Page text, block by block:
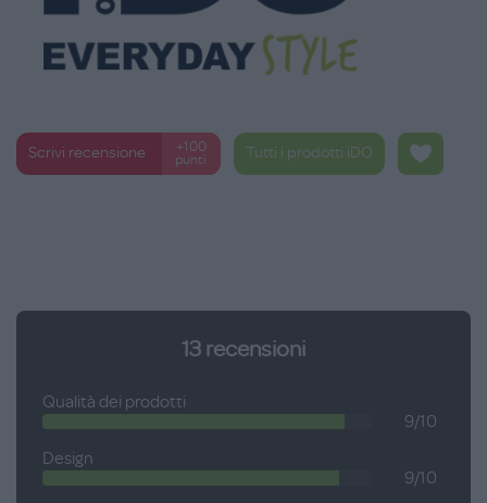
Scrivi recensione
+100
punti
Tutti i prodotti iDO
13 recensioni
Qualità dei prodotti
9/10
Design
9/10